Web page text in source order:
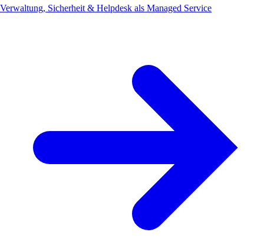
Verwaltung, Sicherheit & Helpdesk als Managed Service